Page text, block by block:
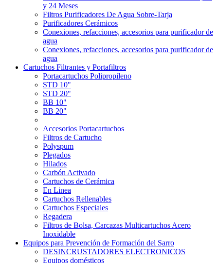
y 24 Meses
Filtros Purificadores De Agua Sobre-Tarja
Purificadores Cerámicos
Conexiones, refacciones, accesorios para purificador de
agua
Conexiones, refacciones, accesorios para purificador de
agua
Cartuchos Filtrantes y Portafiltros
Portacartuchos Polipropileno
STD 10"
STD 20"
BB 10"
BB 20"
Accesorios Portacartuchos
Filtros de Cartucho
Polyspum
Plegados
Hilados
Carbón Activado
Cartuchos de Cerámica
En Linea
Cartuchos Rellenables
Cartuchos Especiales
Regadera
Filtros de Bolsa, Carcazas Multicartuchos Acero
Inoxidable
Equipos para Prevención de Formación del Sarro
DESINCRUSTADORES ELECTRONICOS
Equipos domésticos